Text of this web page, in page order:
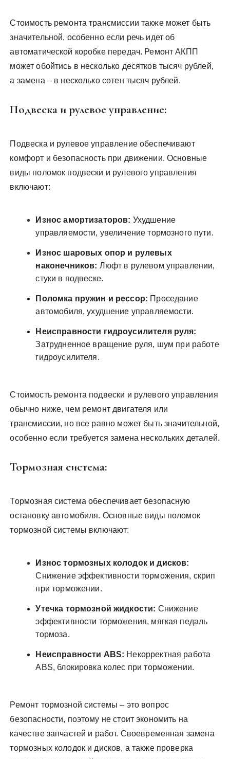
Стоимость ремонта трансмиссии также может быть
значительной, особенно если речь идет об
автоматической коробке передач. Ремонт АКПП
может обойтись в несколько десятков тысяч рублей,
а замена – в несколько сотен тысяч рублей.
Подвеска и рулевое управление:
Подвеска и рулевое управление обеспечивают
комфорт и безопасность при движении. Основные
виды поломок подвески и рулевого управления
включают:
Износ амортизаторов: Ухудшение
управляемости, увеличение тормозного пути.
Износ шаровых опор и рулевых
наконечников: Люфт в рулевом управлении,
стуки в подвеске.
Поломка пружин и рессор: Проседание
автомобиля, ухудшение управляемости.
Неисправности гидроусилителя руля:
Затрудненное вращение руля, шум при работе
гидроусилителя.
Стоимость ремонта подвески и рулевого управления
обычно ниже, чем ремонт двигателя или
трансмиссии, но все равно может быть значительной,
особенно если требуется замена нескольких деталей.
Тормозная система:
Тормозная система обеспечивает безопасную
остановку автомобиля. Основные виды поломок
тормозной системы включают:
Износ тормозных колодок и дисков:
Снижение эффективности торможения, скрип
при торможении.
Утечка тормозной жидкости: Снижение
эффективности торможения, мягкая педаль
тормоза.
Неисправности ABS: Некорректная работа
ABS, блокировка колес при торможении.
Ремонт тормозной системы – это вопрос
безопасности, поэтому не стоит экономить на
качестве запчастей и работ. Своевременная замена
тормозных колодок и дисков, а также проверка